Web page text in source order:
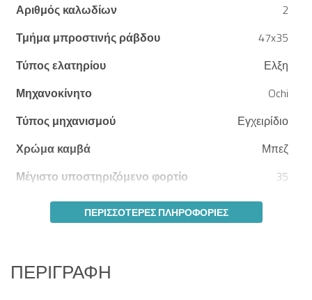
Αριθμός καλωδίων
2
Τμήμα μπροστινής ράβδου
47x35
Τύπος ελατηρίου
Ελξη
Μηχανοκίνητο
Ochi
Τύπος μηχανισμού
Εγχειρίδιο
Χρώμα καμβά
Μπεζ
Μέγιστο υποστηριζόμενο φορτίο
35
ΠΕΡΙΣΣΌΤΕΡΕΣ ΠΛΗΡΟΦΟΡΊΕΣ
ΠΕΡΙΓΡΑΦΉ